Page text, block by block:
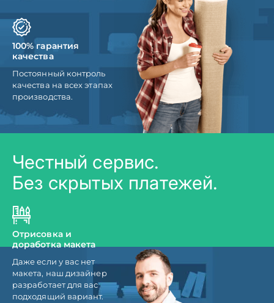
100% гарантия
качества
Постоянный контроль
качества на всех этапах
производства.
Честный сервис.
Без скрытых платежей.
Отрисовка и
доработка макета
Даже если у вас нет
макета, наш дизайнер
разработает для вас
подходящий вариант.